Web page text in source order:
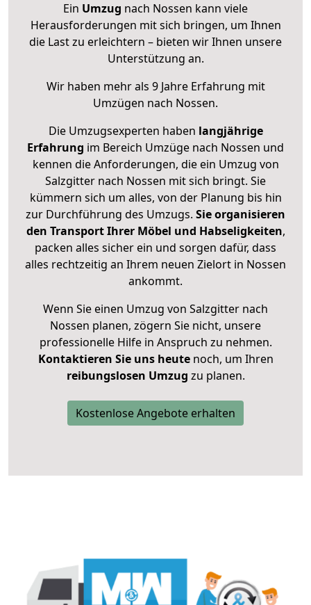
Ein Umzug nach Nossen kann viele
Herausforderungen mit sich bringen, um Ihnen
die Last zu erleichtern – bieten wir Ihnen unsere
Unterstützung an.
Wir haben mehr als 9 Jahre Erfahrung mit
Umzügen nach Nossen.
Die Umzugsexperten haben langjährige
Erfahrung im Bereich Umzüge nach Nossen und
kennen die Anforderungen, die ein Umzug von
Salzgitter nach Nossen mit sich bringt. Sie
kümmern sich um alles, von der Planung bis hin
zur Durchführung des Umzugs. Sie organisieren
den Transport Ihrer Möbel und Habseligkeiten,
packen alles sicher ein und sorgen dafür, dass
alles rechtzeitig an Ihrem neuen Zielort in Nossen
ankommt.
Wenn Sie einen Umzug von Salzgitter nach
Nossen planen, zögern Sie nicht, unsere
professionelle Hilfe in Anspruch zu nehmen.
Kontaktieren Sie uns heutenoch, um Ihren
reibungslosen Umzug zu planen.
Kostenlose Angebote erhalten